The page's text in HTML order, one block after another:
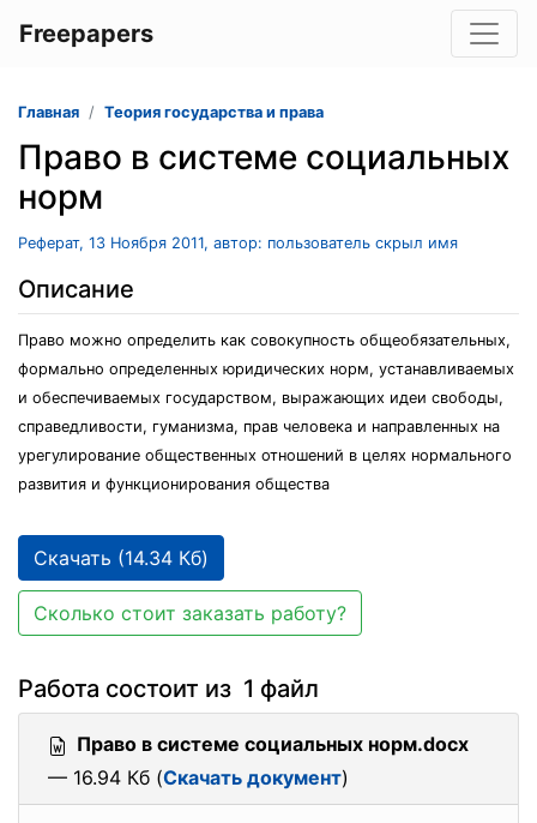
Freepapers
Главная Теория государства и права
Право в системе социальных
норм
Реферат, 13 Ноября 2011, автор: пользователь скрыл имя
Описание
Право можно определить как совокупность общеобязательных,
формально определенных юридических норм, устанавливаемых
и обеспечиваемых государством, выражающих идеи свободы,
справедливости, гуманизма, прав человека и направленных на
урегулирование общественных отношений в целях нормального
развития и функционирования общества
Скачать (14.34 Кб)
Сколько стоит заказать работу?
Работа состоит из 1 файл
Право в системе социальных норм.docx
— 16.94 Кб (Скачать документ)